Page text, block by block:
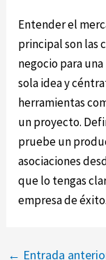
Entender el
principal son las
negocio para
sola idea y
herramientas
un proyecto.
pruebe un
asociaciones
que lo tengas
empresa de éxito.
Navegación
← Entrada